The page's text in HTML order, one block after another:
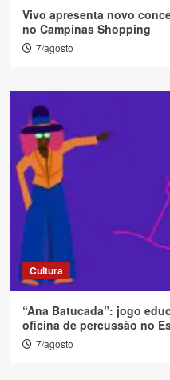
Vivo apresenta novo
no Campinas Shopping
7/agosto
Cultura
“Ana Batucada”: jogo
oficina de percussão no
7/agosto